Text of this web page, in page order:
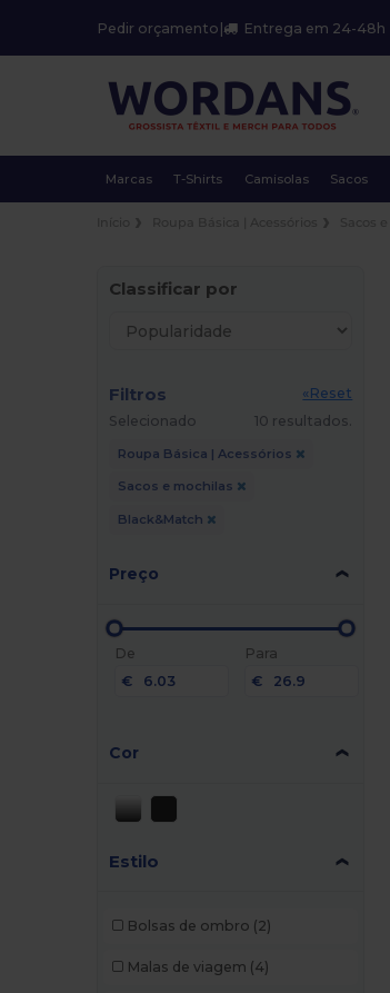
Pedir orçamento | Entrega em 24-48h
Marcas T-Shirts Camisolas Sacos
Classificar por
Filtros
«Reset
Selecionado
10 resultados.
Roupa Básica | Acessórios
Sacos e mochilas
Black&Match
Preço
De
€
Para
€
Cor
Estilo
Bolsas de ombro (2)
Malas de viagem (4)